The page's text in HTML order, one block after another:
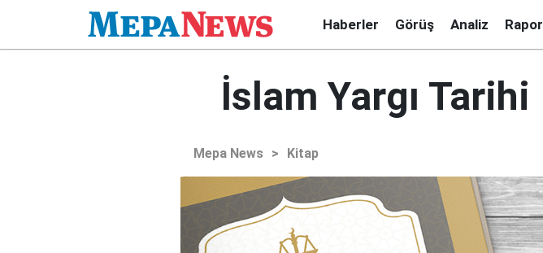
Haberler Görüş Analiz Rapor
İslam Yargı Tarihi
Mepa News > Kitap